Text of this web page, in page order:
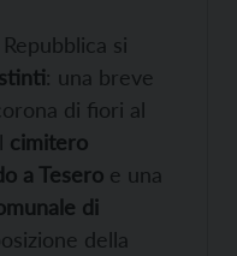
si
: una breve
di fiori al
cimitero
a Tesero e una
di
della